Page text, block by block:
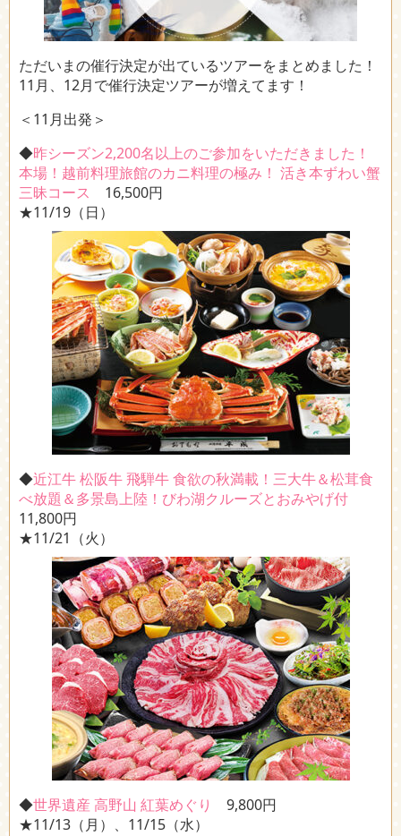
ただいまの催行決定が出ているツアーをまとめました！
11月、12月で催行決定ツアーが増えてます！
＜11月出発＞
◆昨シーズン2,200名以上のご参加をいただきました！
本場！越前料理旅館のカニ料理の極み！ 活き本ずわい蟹
三昧コース 16,500円
★11/19（日）
◆近江牛 松阪牛 飛騨牛 食欲の秋満載！三大牛＆松茸食
べ放題＆多景島上陸！びわ湖クルーズとおみやげ付
11,800円
★11/21（火）
◆世界遺産 高野山 紅葉めぐり
9,800円
★11/13（月）、11/15（水）